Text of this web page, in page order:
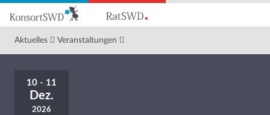
Hauptinhalt
Aktuelles Veranstaltungen
10 - 11
Dez.
2026